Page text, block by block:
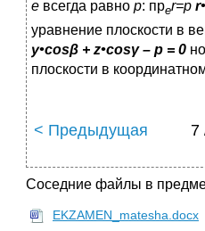
e всегда равно p: преr=p r•
уравнение плоскости в
y•cosβ + z•cosγ – p = 0
плоскости в
< Предыдущая 7
Соседние файлы в
EKZAMEN_matesha.docx